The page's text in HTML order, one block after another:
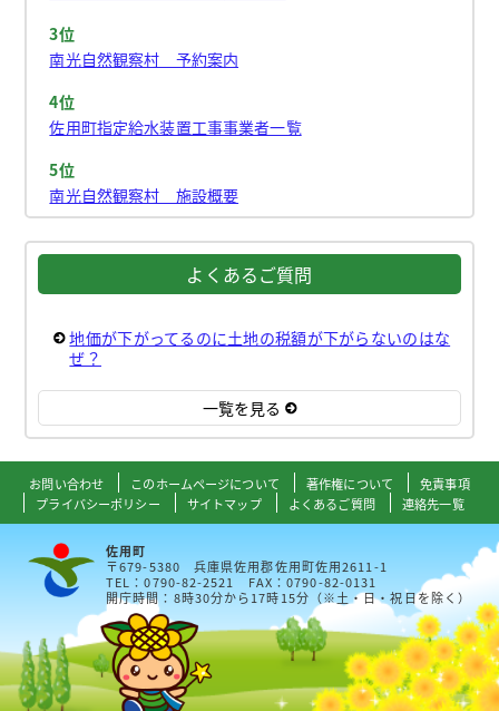
3位
南光自然観察村 予約案内
4位
佐用町指定給水装置工事事業者一覧
5位
南光自然観察村 施設概要
よくあるご質問
地価が下がってるのに土地の税額が下がらないのはな
ぜ？
一覧を見る
お問い合わせ このホームページについて 著作権について
免責事項
プライバシーポリシー
サイトマップ よくあるご質問 連絡先一覧
佐用町
〒679-5380 兵庫県佐用郡佐用町佐用2611-1
TEL：0790-82-2521 FAX：0790-82-0131
開庁時間：8時30分から17時15分（※土・日・祝日を除く）